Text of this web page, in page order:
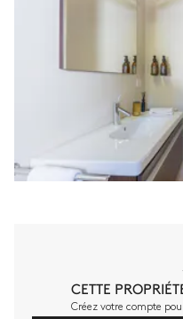
CETTE
Créez votre compte